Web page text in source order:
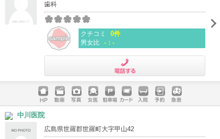
歯科
クチコミ
0件
男女比 -：-
ホームペ
ージ
動画 写真 女医 駐車場
クレジッ
入院 予約 急患
中川医院
広島県世羅郡世羅町大字甲山42